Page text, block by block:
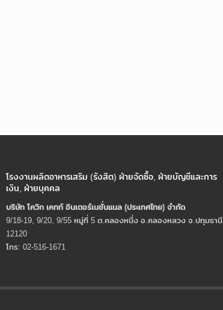
โรงงานผลิตอาหารเสริม (รังสิต) ฝ่ายจัดซื้อ, ฝ่ายบัญชีและการ
เงิน, ฝ่ายบุคคล
บริษัท โควิก เคทท์ อินเตอร์เนชั่นแนล (ประเทศไทย) จํากัด
9/18-19, 9/20, 9/55 หมู่ที่ 5 ต.คลองหนึ่ง อ.คลองหลวง จ.ปทุมธานี
12120
โทร: 02-516-1671